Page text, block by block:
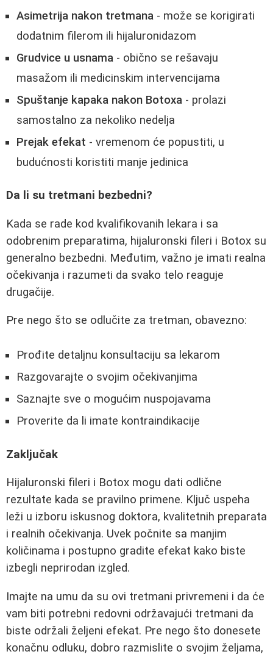
Asimetrija nakon tretmana - može se korigirati
dodatnim filerom ili hijaluronidazom
Grudvice u usnama - obično se rešavaju
masažom ili medicinskim intervencijama
Spuštanje kapaka nakon Botoxa - prolazi
samostalno za nekoliko nedelja
Prejak efekat - vremenom će popustiti, u
budućnosti koristiti manje jedinica
Da li su tretmani bezbedni?
Kada se rade kod kvalifikovanih lekara i sa
odobrenim preparatima, hijaluronski fileri i Botox su
generalno bezbedni. Međutim, važno je imati realna
očekivanja i razumeti da svako telo reaguje
drugačije.
Pre nego što se odlučite za tretman, obavezno:
Prođite detaljnu konsultaciju sa lekarom
Razgovarajte o svojim očekivanjima
Saznajte sve o mogućim nuspojavama
Proverite da li imate kontraindikacije
Zaključak
Hijaluronski fileri i Botox mogu dati odlične
rezultate kada se pravilno primene. Ključ uspeha
leži u izboru iskusnog doktora, kvalitetnih preparata
i realnih očekivanja. Uvek počnite sa manjim
količinama i postupno gradite efekat kako biste
izbegli neprirodan izgled.
Imajte na umu da su ovi tretmani privremeni i da će
vam biti potrebni redovni održavajući tretmani da
biste održali željeni efekat. Pre nego što donesete
konačnu odluku, dobro razmislite o svojim željama,